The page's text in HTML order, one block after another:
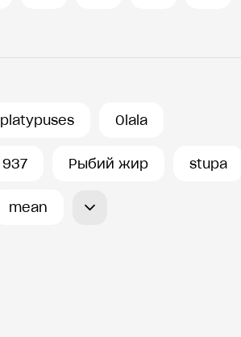
platypuses Olala
937 Рыбий жир stupa
mean